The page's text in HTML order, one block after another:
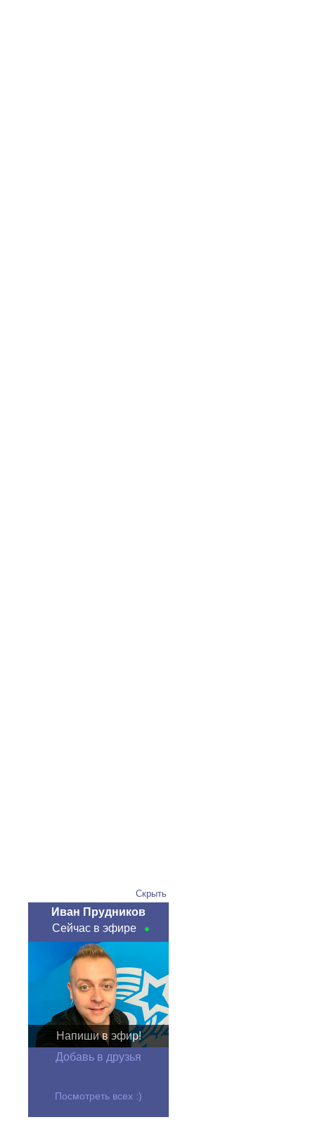
Скрыть
Иван Прудников
Сейчас в эфире
Напиши в эфир!
Добавь в друзья
Посмотреть всех :)